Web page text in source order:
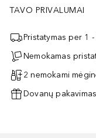
TAVO PRIVALUMAI
Pristatymas per 1
Nemokamas
2 nemokami
Dovanų pakavimas